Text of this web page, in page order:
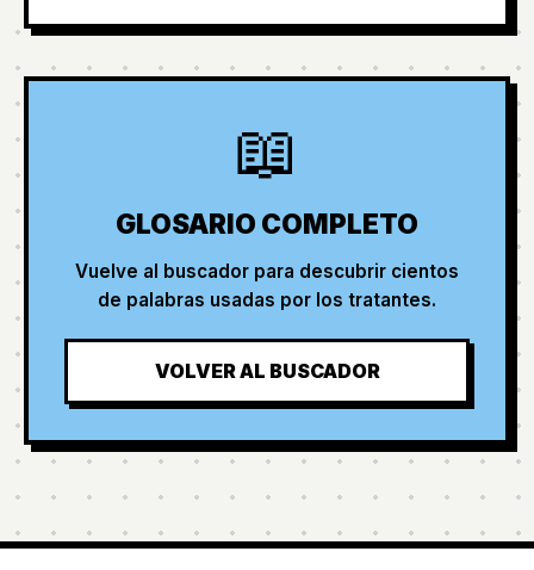
📖
GLOSARIO COMPLETO
Vuelve al buscador para descubrir cientos
de palabras usadas por los tratantes.
VOLVER AL BUSCADOR